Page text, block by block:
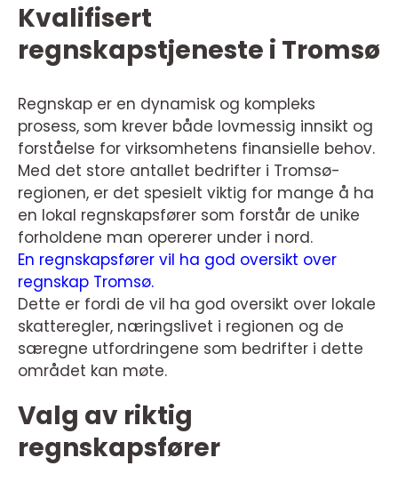
Kvalifisert
regnskapstjeneste i Tromsø
Regnskap er en dynamisk og kompleks
prosess, som krever både lovmessig innsikt og
forståelse for virksomhetens finansielle behov.
Med det store antallet bedrifter i Tromsø-
regionen, er det spesielt viktig for mange å ha
en lokal regnskapsfører som forstår de unike
forholdene man opererer under i nord.
En regnskapsfører vil ha god oversikt over
regnskap Tromsø.
Dette er fordi de vil ha god oversikt over lokale
skatteregler, næringslivet i regionen og de
særegne utfordringene som bedrifter i dette
området kan møte.
Valg av riktig
regnskapsfører